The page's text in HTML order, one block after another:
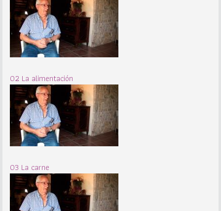
02 La alimentación
03 La carne